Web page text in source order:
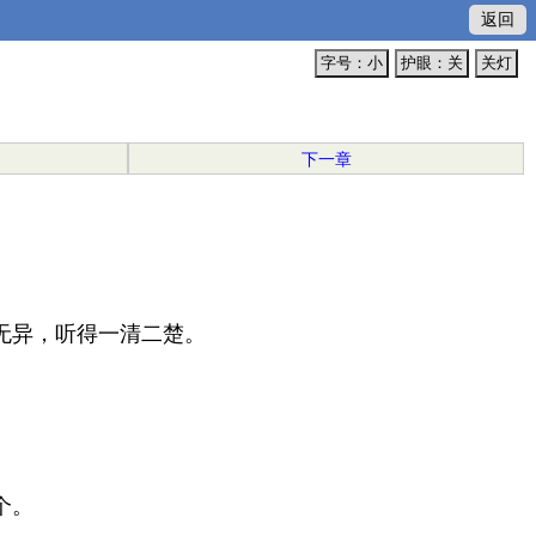
返回
关灯
护眼：关
字号：小
下一章
，听得一清二楚。